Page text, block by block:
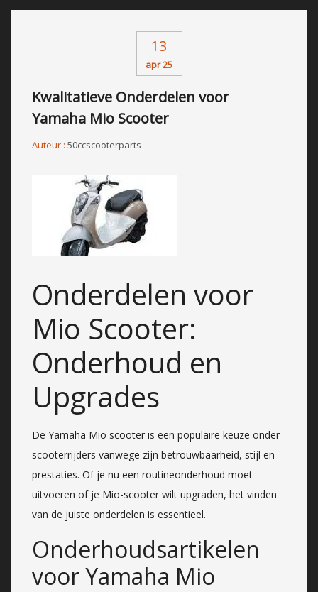
13
apr 25
Kwalitatieve Onderdelen voor
Yamaha Mio Scooter
Auteur : 50ccscooterparts
Onderdelen voor
Mio Scooter:
Onderhoud en
Upgrades
De Yamaha Mio scooter is een populaire keuze onder
scooterrijders vanwege zijn betrouwbaarheid, stijl en
prestaties. Of je nu een routineonderhoud moet
uitvoeren of je Mio-scooter wilt upgraden, het vinden
van de juiste onderdelen is essentieel.
Onderhoudsartikelen
voor Yamaha Mio